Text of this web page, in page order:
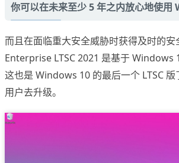
你可以在未来至少 5 年之内放心地使用
而且在面临重大安全威胁时获得及时的
Enterprise LTSC 2021 是基于 Windows
这也是 Windows 10 的最后一个 LTSC
用户去升级。